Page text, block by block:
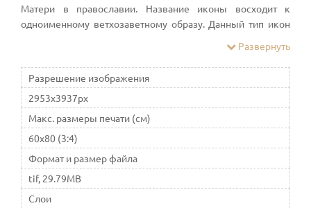
Матери в православии. Название иконы восходит к
одноименному ветхозаветному образу. Данный тип икон
почитания и составленной на основе важнейших
ветхозаветных прообразов воплощения Христа
Развернуть
Разрешение изображения
2953x3937px
Макс. размеры печати (см)
60x80 (3:4)
Формат и размер файла
tif, 29.79MB
Слои